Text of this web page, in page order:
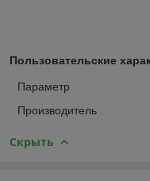
Пользовательские
Параметр
Производитель
Скрыть